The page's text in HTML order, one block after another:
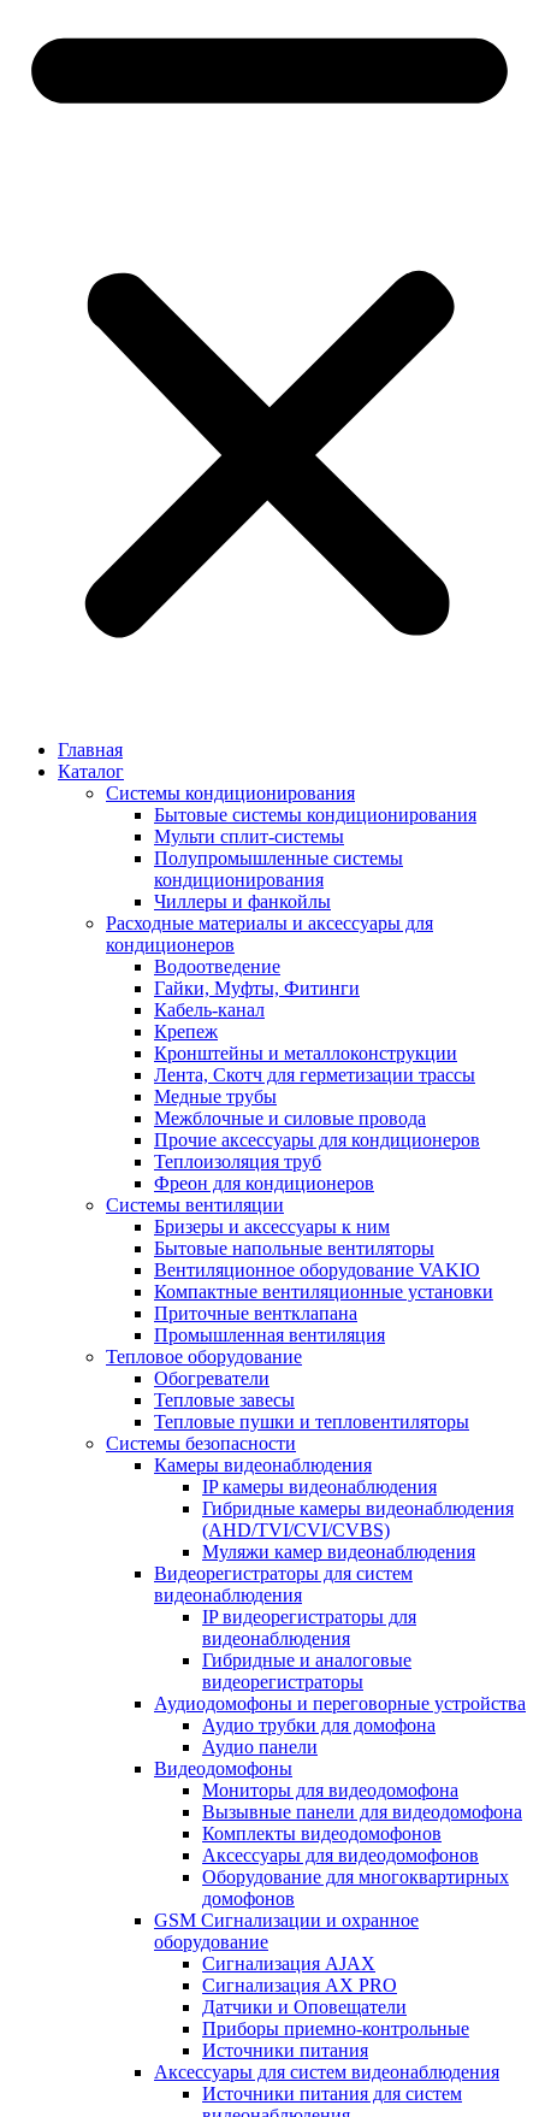
Главная
Каталог
Системы кондиционирования
Бытовые системы кондиционирования
Мульти сплит-системы
Полупромышленные системы
кондиционирования
Чиллеры и фанкойлы
Расходные материалы и аксессуары для
кондиционеров
Водоотведение
Гайки, Муфты, Фитинги
Кабель-канал
Крепеж
Кронштейны и металлоконструкции
Лента, Скотч для герметизации трассы
Медные трубы
Межблочные и силовые провода
Прочие аксессуары для кондиционеров
Теплоизоляция труб
Фреон для кондиционеров
Системы вентиляции
Бризеры и аксессуары к ним
Бытовые напольные вентиляторы
Вентиляционное оборудование VAKIO
Компактные вентиляционные установки
Приточные вентклапана
Промышленная вентиляция
Тепловое оборудование
Обогреватели
Тепловые завесы
Тепловые пушки и тепловентиляторы
Системы безопасности
Камеры видеонаблюдения
IP камеры видеонаблюдения
Гибридные камеры видеонаблюдения
(AHD/TVI/CVI/CVBS)
Муляжи камер видеонаблюдения
Видеорегистраторы для систем
видеонаблюдения
IP видеорегистраторы для
видеонаблюдения
Гибридные и аналоговые
видеорегистраторы
Аудиодомофоны и переговорные устройства
Аудио трубки для домофона
Аудио панели
Видеодомофоны
Мониторы для видеодомофона
Вызывные панели для видеодомофона
Комплекты видеодомофонов
Аксессуары для видеодомофонов
Оборудование для многоквартирных
домофонов
GSM Сигнализации и охранное
оборудование
Сигнализация AJAX
Сигнализация AX PRO
Датчики и Оповещатели
Приборы приемно-контрольные
Источники питания
Аксессуары для систем видеонаблюдения
Источники питания для систем